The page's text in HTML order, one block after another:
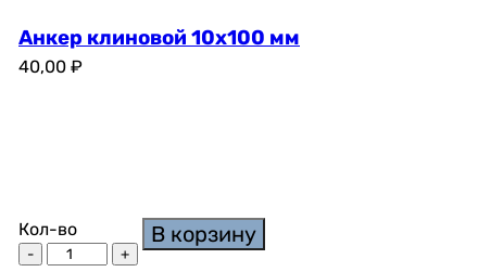
Анкер клиновой 10х100 мм
40,00 ₽
Кол-во В корзину